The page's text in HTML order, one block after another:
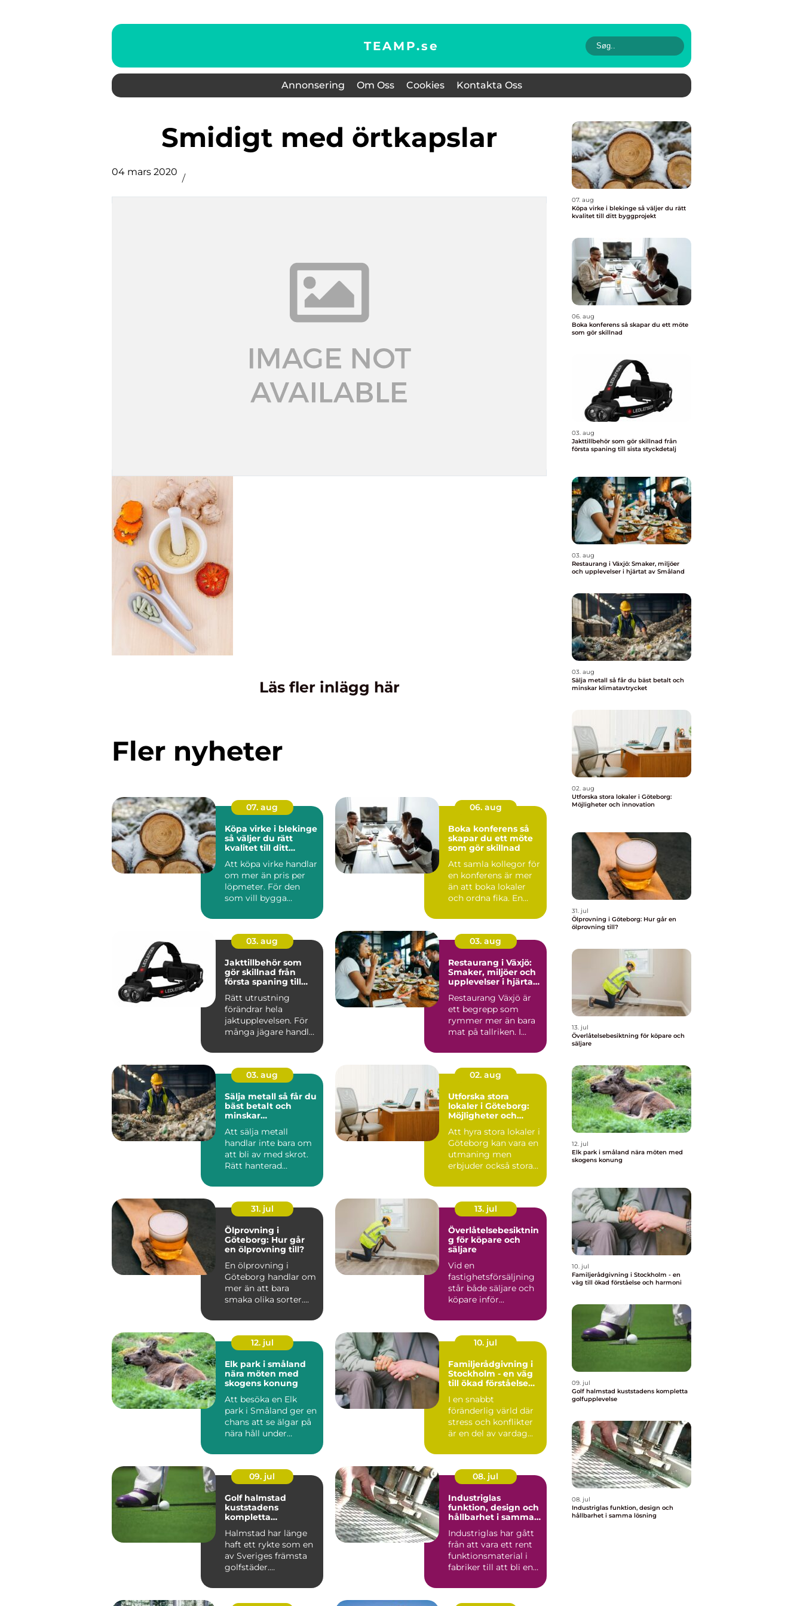
TEAMP.se
Annonsering Om Oss Cookies Kontakta Oss
Smidigt med örtkapslar
04 mars 2020
Läs fler inlägg här
Fler nyheter
07. aug
Köpa virke i blekinge
så väljer du rätt
kvalitet till ditt
Att köpa virke handlar
om mer än pris per
löpmeter. För den
som vill bygga
funk...
06. aug
Boka konferens så
skapar du ett möte
som gör skillnad
Att samla kollegor för
en konferens är mer
än att boka lokaler
och ordna fika. En
03. aug
Jakttillbehör som
gör skillnad från
första spaning till
Rätt utrustning
förändrar hela
jaktupplevelsen. För
många jägare handlar
mest pr...
03. aug
Restaurang i Växjö:
Smaker, miljöer och
upplevelser i hjärtat
Restaurang Växjö är
ett begrepp som
rymmer mer än bara
mat på tallriken. I...
03. aug
Sälja metall så får du
bäst betalt och
minskar
Att sälja metall
handlar inte bara om
att bli av med skrot.
Rätt hanterad
vär...
02. aug
Utforska stora
lokaler i Göteborg:
Möjligheter och
Att hyra stora lokaler i
Göteborg kan vara en
utmaning men
erbjuder också stora
31. jul
Ölprovning i
Göteborg: Hur går
en ölprovning till?
En ölprovning i
Göteborg handlar om
mer än att bara
smaka olika sorter.
13. jul
Överlåtelsebesiktnin
g för köpare och
säljare
Vid en
fastighetsförsäljning
står både säljare och
köpare inför...
12. jul
Elk park i småland
nära möten med
skogens konung
Att besöka en Elk
park i Småland ger en
chans att se älgar på
nära håll under
for...
10. jul
Familjerådgivning i
Stockholm - en väg
till ökad förståelse
I en snabbt
föränderlig värld där
stress och konflikter
är en del av vardag...
09. jul
Golf halmstad
kuststadens
kompletta
Halmstad har länge
haft ett rykte som en
av Sveriges främsta
golfstäder.
havsnära b...
08. jul
Industriglas
funktion, design och
hållbarhet i samma
Industriglas har gått
från att vara ett rent
funktionsmaterial i
fabriker till att bli en
07. aug
Köpa virke i blekinge så väljer du rätt
kvalitet till ditt byggprojekt
06. aug
Boka konferens så skapar du ett möte
som gör skillnad
03. aug
Jakttillbehör som gör skillnad från
första spaning till sista styckdetalj
03. aug
Restaurang i Växjö: Smaker, miljöer
och upplevelser i hjärtat av Småland
03. aug
Sälja metall så får du bäst betalt och
minskar klimatavtrycket
02. aug
Utforska stora lokaler i Göteborg:
Möjligheter och innovation
31. jul
Ölprovning i Göteborg: Hur går en
ölprovning till?
13. jul
Överlåtelsebesiktning för köpare och
säljare
12. jul
Elk park i småland nära möten med
skogens konung
10. jul
Familjerådgivning i Stockholm - en
väg till ökad förståelse och harmoni
09. jul
Golf halmstad kuststadens kompletta
golfupplevelse
08. jul
Industriglas funktion, design och
hållbarhet i samma lösning